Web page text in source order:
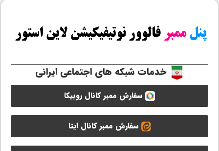
خدمات شبکه های اجتماعی ایرانی
سفارش ممبر کانال روبیکا
سفارش ممبر کانال ایتا